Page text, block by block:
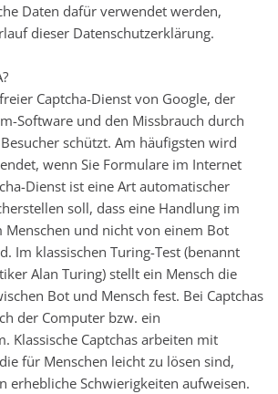
Daten dafür verwendet werden,
dieser Datenschutzerklärung.
Captcha-Dienst von Google, der
Software und den Missbrauch durch
schützt. Am häufigsten wird
wenn Sie Formulare im Internet
Dienst ist eine Art automatischer
soll, dass eine Handlung im
Menschen und nicht von einem Bot
Im klassischen Turing-Test (benannt
Alan Turing) stellt ein Mensch die
Bot und Mensch fest. Bei Captchas
der Computer bzw. ein
Klassische Captchas arbeiten mit
für Menschen leicht zu lösen sind,
erhebliche Schwierigkeiten aufweisen.